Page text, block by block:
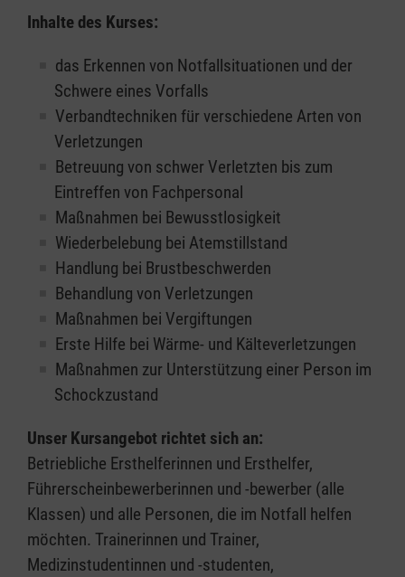
Inhalte des Kurses:
das Erkennen von Notfallsituationen und der
Schwere eines Vorfalls
Verbandtechniken für verschiedene Arten von
Verletzungen
Betreuung von schwer Verletzten bis zum
Eintreffen von Fachpersonal
Maßnahmen bei Bewusstlosigkeit
Wiederbelebung bei Atemstillstand
Handlung bei Brustbeschwerden
Behandlung von Verletzungen
Maßnahmen bei Vergiftungen
Erste Hilfe bei Wärme- und Kälteverletzungen
Maßnahmen zur Unterstützung einer Person im
Schockzustand
Unser Kursangebot richtet sich an:
Betriebliche Ersthelferinnen und Ersthelfer,
Führerscheinbewerberinnen und -bewerber (alle
Klassen) und alle Personen, die im Notfall helfen
möchten. Trainerinnen und Trainer,
Medizinstudentinnen und -studenten,